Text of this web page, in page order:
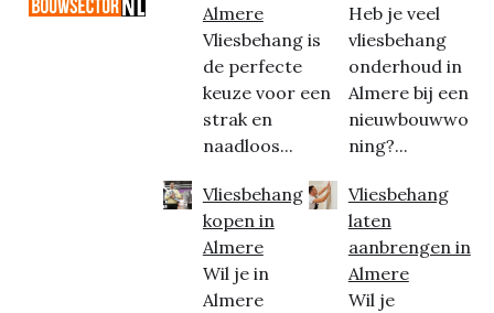
Almere
Vliesbehang is
de perfecte
keuze voor een
strak en
naadloos...
Vliesbehang
kopen in
Almere
Wil je in
Almere
Heb je veel
vliesbehang
onderhoud in
Almere bij een
nieuwbouwwo
ning?...
Vliesbehang
laten
aanbrengen in
Almere
Wil je